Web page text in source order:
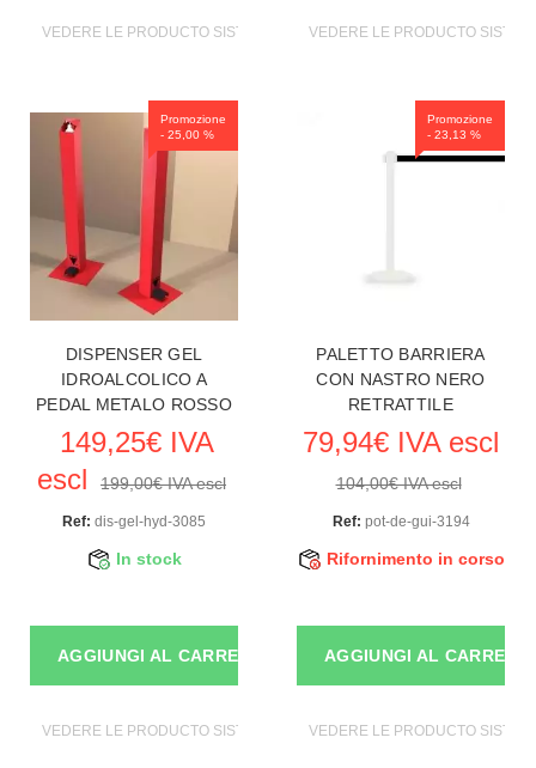
VEDERE LE PRODUCTO SISTEMI DI SICUREZZAVEDERE LE PRODUCTO
Promozione
- 25,00 %
DISPENSER GEL
IDROALCOLICO A
PEDAL METALO ROSSO
149,25€ IVA
escl
199,00€ IVA escl
Ref: dis-gel-hyd-3085
In stock
AGGIUNGI AL CARRELLO
VEDERE LE PRODUCTO SISTEMI DI SICUREZZA
Promozione
- 23,13 %
PALETTO BARRIERA
CON NASTRO NERO
RETRATTILE
79,94€ IVA escl
104,00€ IVA escl
Ref: pot-de-gui-3194
Rifornimento in corso
AGGIUNGI AL
VEDERE LE PRODUCTO